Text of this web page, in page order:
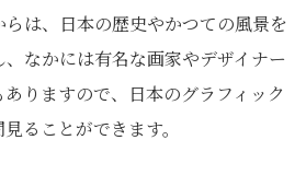
は、日本の歴史やかつての風景を
なかには有名な画家やデザイナー
りますので、日本のグラフィック
ることができます。